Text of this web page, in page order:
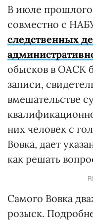
В июле прошлого
совместно с
следственных
обысков в ОАСК
записи,
вмешательстве
них человек с
Вовка, дает
как решать
Самого Вовка
розыск.